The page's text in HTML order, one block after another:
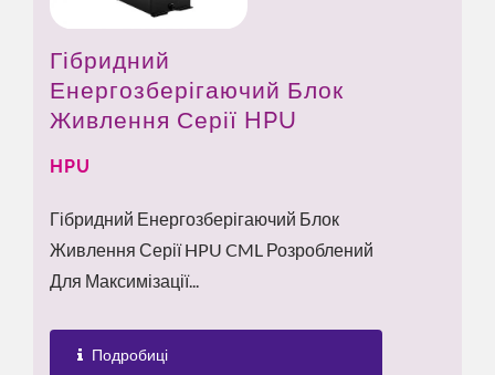
Гібридний
Енергозберігаючий Блок
Живлення Серії HPU
HPU
Гібридний Енергозберігаючий Блок
Живлення Серії HPU CML Розроблений
Для Максимізації...
Подробиці